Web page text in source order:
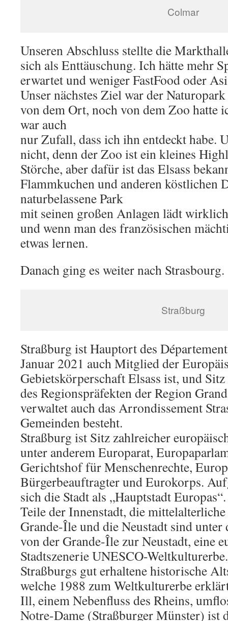
Colmar
Unseren Abschluss stellte die
sich als Enttäuschung. Ich hätte mehr
erwartet und weniger FastFood oder
Unser nächstes Ziel war der
von dem Ort, noch von dem Zoo hatte
war auch
nur Zufall, dass ich ihn entdeckt habe.
nicht, denn der Zoo ist ein kleines
Störche, aber dafür ist das Elsass
Flammkuchen und anderen köstlichen
naturbelassene Park
mit seinen großen Anlagen lädt
und wenn man des französischen
etwas lernen.
Danach ging es weiter nach Strasbourg.
Straßburg
Straßburg ist Hauptort des
Januar 2021 auch Mitglied der
Gebietskörperschaft Elsass ist, und
des Regionspräfekten der Region
verwaltet auch das Arrondissement
Gemeinden besteht.
Straßburg ist Sitz zahlreicher
unter anderem Europarat,
Gerichtshof für Menschenrechte,
Bürgerbeauftragter und Eurokorps.
sich die Stadt als „Hauptstadt Europas“.
Teile der Innenstadt, die
Grande-Île und die Neustadt sind
von der Grande-Île zur Neustadt, eine
Stadtszenerie UNESCO-Weltkulturerbe.
Straßburgs gut erhaltene historische
welche 1988 zum Weltkulturerbe
Ill, einem Nebenfluss des Rheins,
Notre-Dame (Straßburger Münster) ist